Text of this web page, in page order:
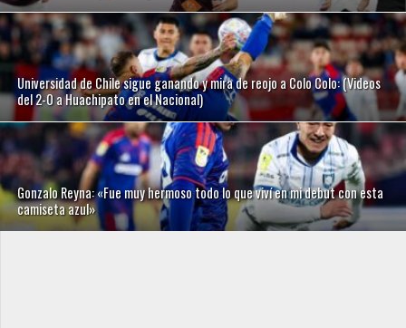
Universidad de Chile sigue ganando y mira de reojo a Colo Colo: (Videos
del 2-0 a Huachipato en el Nacional)
Gonzalo Reyna: «Fue muy hermoso todo lo que viví en mi debut con esta
camiseta azul»